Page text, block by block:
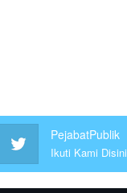
PejabatPublik
Ikuti Kami Disini